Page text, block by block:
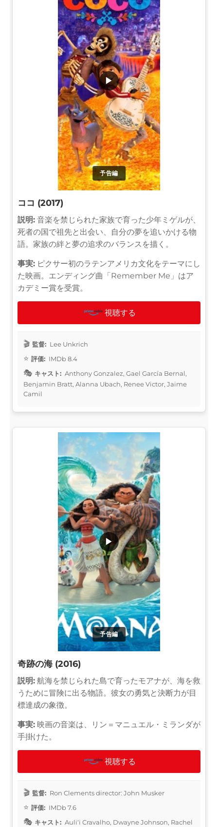
予告編
▶
ココ (2017)
説明: 音楽を禁じられた家族で育った少年ミゲルが、
死者の国で祖先と出会い、自分の夢を追いかける物
語。家族の絆と夢の追求のバランスを描く。
事実: ピクサー初のラテンアメリカ文化をテーマにし
た映画。エンディング曲「Remember Me」はア
カデミー賞を受賞。
視聴する
監督: Lee Unkrich
評価: IMDb 8.4
キャスト: Anthony Gonzalez, Gael García Bernal,
Benjamin Bratt, Alanna Ubach, Renee Victor, Jaime
Camil
予告編
▶
奇跡の海 (2016)
説明: 航海を禁じられた島で育ったモアナが、海を救
うために冒険に出る物語。彼女の勇気と決断力が目
標達成の象徴。
事実: 映画の音楽は、リン＝マニュエル・ミランダが
手掛けた。
視聴する
監督: Ron Clements director: John Musker
評価: IMDb 7.6
キャスト: Auliʻi Cravalho, Dwayne Johnson, Rachel